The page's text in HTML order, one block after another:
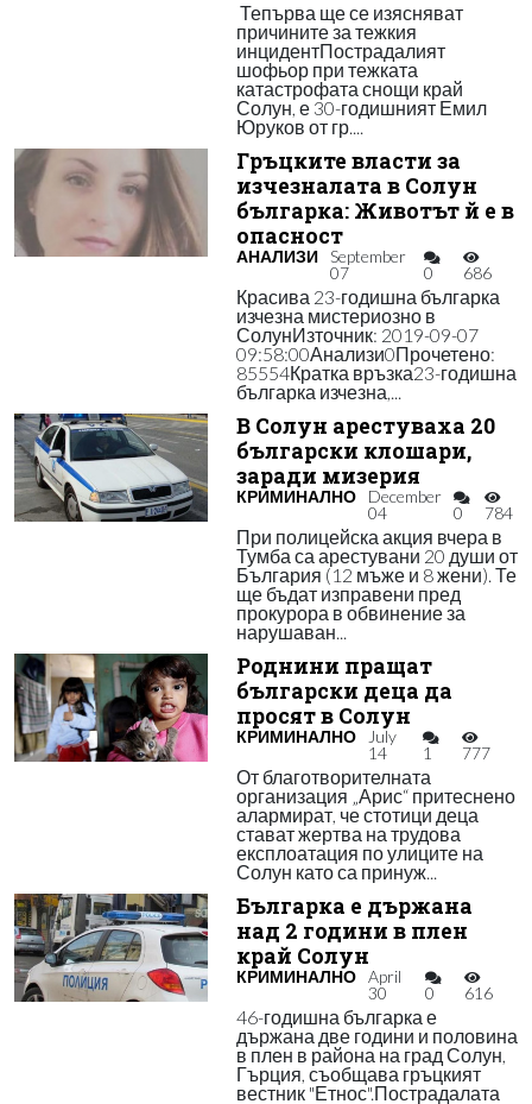
Тепърва ще се изясняват
причините за тежкия
инцидентПострадалият
шофьор при тежката
катастрофата снощи край
Солун, е 30-годишният Емил
Юруков от гр....
Гръцките власти за
изчезналата в Солун
българка: Животът й е в
опасност
АНАЛИЗИ
September
07
0 686
Красива 23-годишна българка
изчезна мистериозно в
СолунИзточник: 2019-09-07
09:58:00Анализи0Прочетено:
85554Кратка връзка23-годишна
българка изчезна,...
В Солун арестуваха 20
български клошари,
заради мизерия
КРИМИНАЛНО
December
04
0 784
При полицейска акция вчера в
Тумба са арестувани 20 души от
България (12 мъже и 8 жени). Те
ще бъдат изправени пред
прокурора в обвинение за
нарушаван...
Роднини пращат
български деца да
просят в Солун
КРИМИНАЛНО
July
14
1 777
От благотворителната
организация „Арис“ притеснено
алармират, че стотици деца
стават жертва на трудова
експлоатация по улиците на
Солун като са принуж...
Българка е държана
над 2 години в плен
край Солун
КРИМИНАЛНО
April
30
0 616
46-годишна българка е
държана две години и половина
в плен в района на град Солун,
Гърция, съобщава гръцкият
вестник "Етнос".Пострадалата